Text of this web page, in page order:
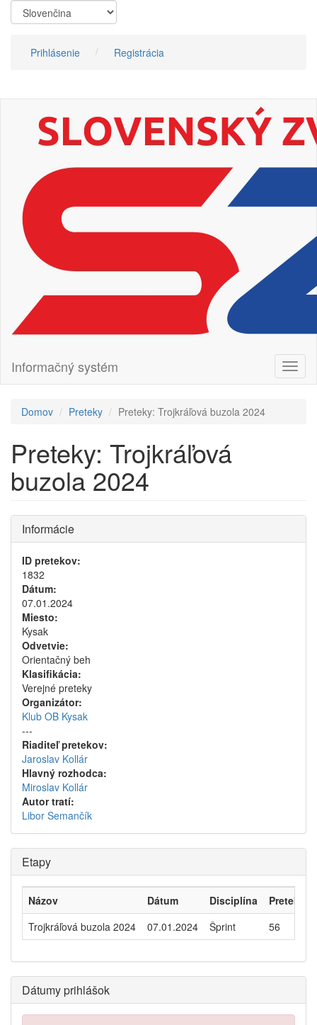
Skočiť
na
Prihlásenie Registrácia
Informačný systém
Domov Preteky Preteky: Trojkráľová buzola 2024
Preteky: Trojkráľová
buzola 2024
Informácie
ID pretekov:
1832
Dátum:
07.01.2024
Miesto:
Kysak
Odvetvie:
Orientačný beh
Klasifikácia:
Verejné preteky
Organizátor:
Klub OB Kysak
---
Riaditeľ pretekov:
Jaroslav Kollár
Hlavný rozhodca:
Miroslav Kollár
Autor tratí:
Libor Semančík
Etapy
Názov Dátum Disciplína
Pretekári
Trojkráľová buzola 2024
07.01.2024 Šprint 56
Dátumy prihlášok